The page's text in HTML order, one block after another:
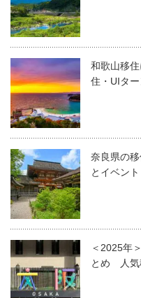
和歌山移
住・UIタ
奈良県の
とイベン
＜2025年
とめ 人気